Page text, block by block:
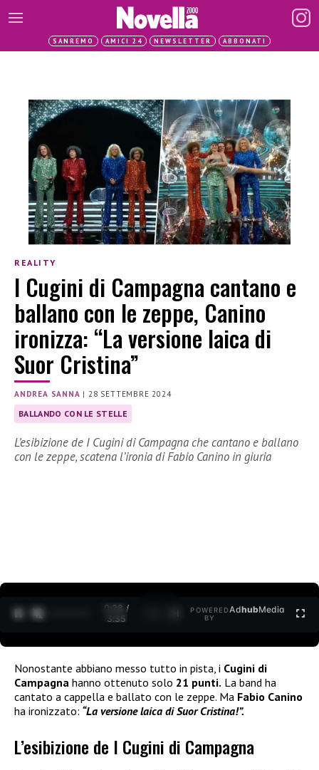
SANREMO AMICI 24 NEWSLETTER ABBONATI
REALITY
I Cugini di Campagna cantano e
ballano con le zeppe, Canino
ironizza: “La versione laica di
Suor Cristina”
ANDREA SANNA |28 SETTEMBRE 2024
BALLANDO CON LE STELLE
L’esibizione de I Cugini di Campagna che cantano e ballano
con le zeppe, scatena l’ironia di Fabio Canino in giuria
0:29 /
3:35
POWERED
BY
AdhubMedia
Nonostante abbiano messo tutto in pista, i Cugini di
Campagna hanno ottenuto solo 21 punti. La band ha
cantato a cappella e ballato con le zeppe. Ma Fabio Canino
ha ironizzato: “La versione laica di Suor Cristina!”.
L’esibizione de I Cugini di Campagna